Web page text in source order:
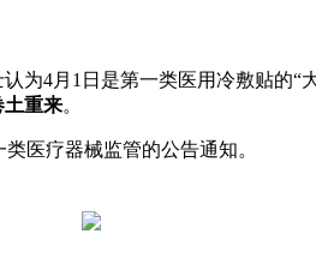
4月1日是第一类医用冷敷贴的
土重来。
医疗器械监管的公告通知。